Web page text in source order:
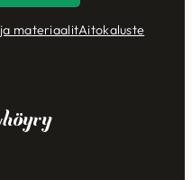
materiaalitAitokaluste
Höyry